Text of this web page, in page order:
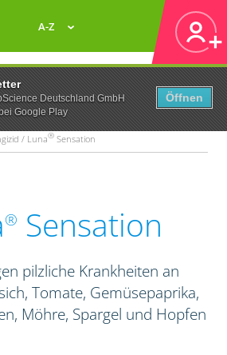
Deutschland GmbH
Google Play
Öffnen
A-Z
/ Luna® Sensation
® Sensation
pilzliche Krankheiten an
Tomate, Gemüsepaprika,
Möhre, Spargel und Hopfen